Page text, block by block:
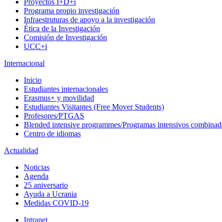
Proyectos I+D+i
Programa propio investigación
Infraestruturas de apoyo a la investigación
Ética de la Investigación
Comisión de Investigación
UCC+i
Internacional
Inicio
Estudiantes internacionales
Erasmus+ y movilidad
Estudiantes Visitantes (Free Mover Students)
Profesores/PTGAS
Blended intensive programmes/Programas intensivos
Centro de idiomas
Actualidad
Noticias
Agenda
25 aniversario
Ayuda a Ucrania
Medidas COVID-19
Intranet